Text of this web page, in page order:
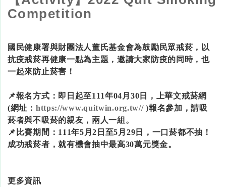
Competition
國民健康署與財團法人董氏基金會為鼓勵民眾戒菸，以
抗疫戒菸再健康一點為主題，邀請大家防疫的同時，也
一起來防止菸害！
📌報名方式：即日起至111年04月30日，上華文戒菸網
(網址： https://www.quitwin.org.tw//)報名參加，請吸
菸者與不吸菸的親友，兩人一組。
📌比賽期間：111年5月2日至5月29日，一口菸都不抽！
成功戒菸者，就有機會抽中最高30萬元獎金。
更多資訊